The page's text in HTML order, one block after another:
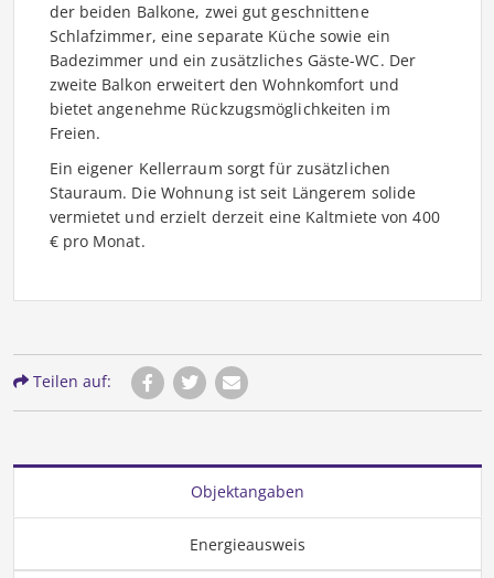
der beiden Balkone, zwei gut geschnittene
Schlafzimmer, eine separate Küche sowie ein
Badezimmer und ein zusätzliches Gäste-WC. Der
zweite Balkon erweitert den Wohnkomfort und
bietet angenehme Rückzugsmöglichkeiten im
Freien.
Ein eigener Kellerraum sorgt für zusätzlichen
Stauraum. Die Wohnung ist seit Längerem solide
vermietet und erzielt derzeit eine Kaltmiete von 400
€ pro Monat.
Teilen auf:
Objektangaben
Energieausweis